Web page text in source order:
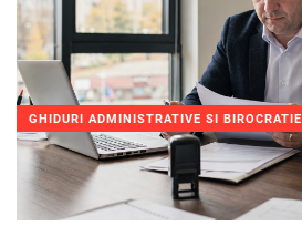
GHIDURI ADMINISTRATIVE SI BIROCRATIE